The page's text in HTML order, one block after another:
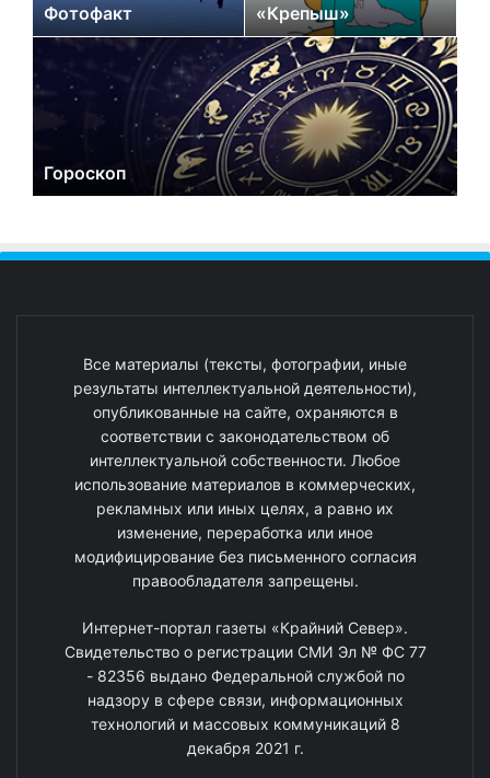
Фотофакт «Крепыш»
Гороскоп
Все материалы (тексты, фотографии, иные
результаты интеллектуальной деятельности),
опубликованные на сайте, охраняются в
соответствии с законодательством об
интеллектуальной собственности. Любое
использование материалов в коммерческих,
рекламных или иных целях, а равно их
изменение, переработка или иное
модифицирование без письменного согласия
правообладателя запрещены.
Интернет-портал газеты «Крайний Север».
Свидетельство о регистрации СМИ Эл № ФС 77
- 82356 выдано Федеральной службой по
надзору в сфере связи, информационных
технологий и массовых коммуникаций 8
декабря 2021 г.